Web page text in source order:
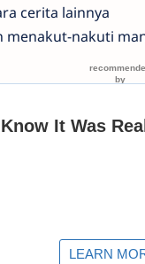
cerita lainnya
menakut-nakuti